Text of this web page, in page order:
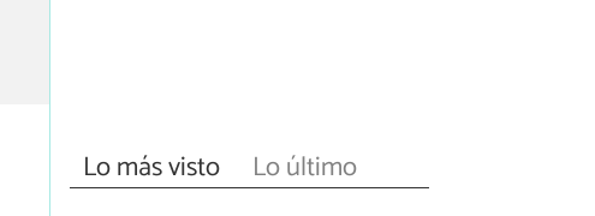
Lo más visto Lo último